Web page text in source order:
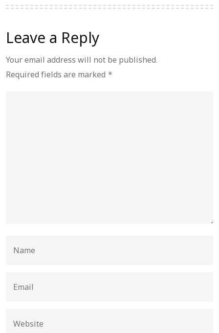
Leave a Reply
Your email address will not be published.
Required fields are marked *